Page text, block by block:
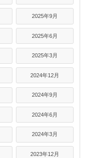
2025年9月
2025年6月
2025年3月
2024年12月
2024年9月
2024年6月
2024年3月
2023年12月